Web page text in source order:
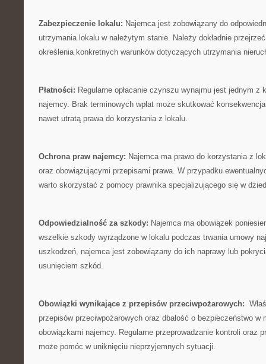
Zabezpieczenie lokalu: Najemca jest zobowiązany do
⁢utrzymania lokalu w należytym⁢ stanie. Należy dokładnie
określenia‍ konkretnych warunków dotyczących utrzymania
Płatności: Regularne opłacanie czynszu wynajmu jest jednym z
najemcy. Brak terminowych wpłat ⁤może skutkować
nawet utratą prawa ‌do korzystania z lokalu.
Ochrona praw ‌najemcy: Najemca ma prawo do korzystania z
oraz ​obowiązującymi przepisami prawa. ‍W przypadku
warto ‌skorzystać z pomocy prawnika ​specjalizującego się⁤ w
Odpowiedzialność za‌ szkody: Najemca ma obowiązek
wszelkie szkody‍ wyrządzone w lokalu podczas trwania umowy
uszkodzeń, najemca jest ⁢zobowiązany ⁢do ich naprawy‍ lub
usunięciem szkód.
Obowiązki wynikające z przepisów przeciwpożarowych:
przepisów przeciwpożarowych oraz ⁣dbałość⁢ o bezpieczeństwo
obowiązkami najemcy. Regularne‌ przeprowadzanie kontroli oraz
może pomóc w‍ uniknięciu ‍nieprzyjemnych sytuacji.